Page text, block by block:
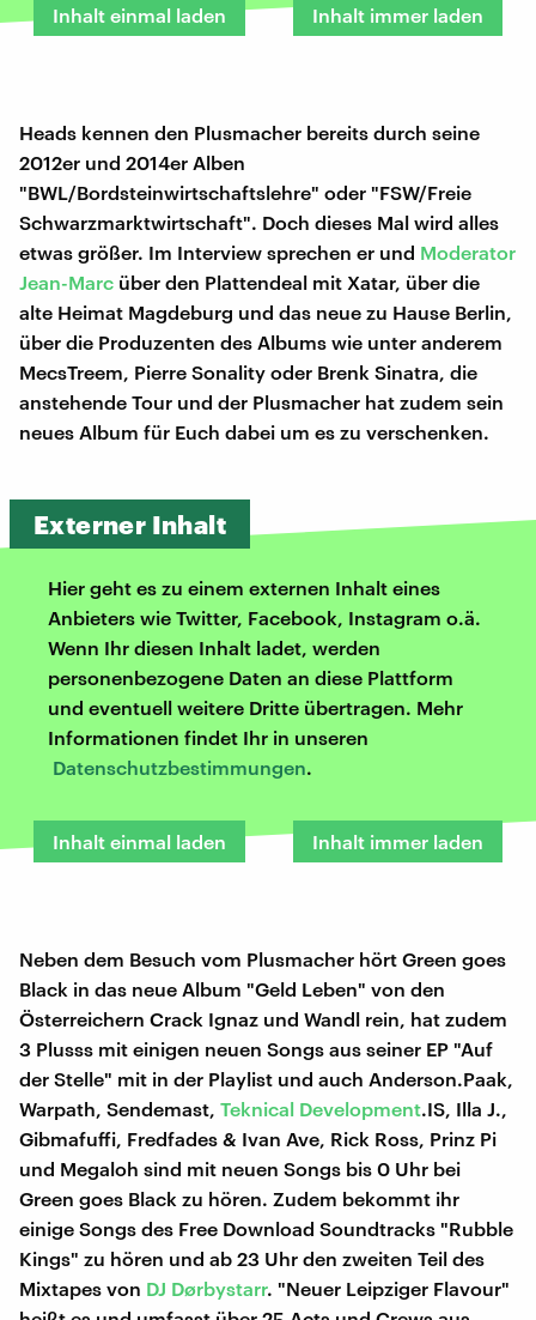
Inhalt einmal laden Inhalt immer laden
Heads kennen den Plusmacher bereits durch seine
2012er und 2014er Alben
"BWL/Bordsteinwirtschaftslehre" oder "FSW/Freie
Schwarzmarktwirtschaft". Doch dieses Mal wird alles
etwas größer. Im Interview sprechen er und Moderator
Jean-Marc über den Plattendeal mit Xatar, über die
alte Heimat Magdeburg und das neue zu Hause Berlin,
über die Produzenten des Albums wie unter anderem
MecsTreem, Pierre Sonality oder Brenk Sinatra, die
anstehende Tour und der Plusmacher hat zudem sein
neues Album für Euch dabei um es zu verschenken.
Externer Inhalt
Hier geht es zu einem externen Inhalt eines
Anbieters wie Twitter, Facebook, Instagram o.ä.
Wenn Ihr diesen Inhalt ladet, werden
personenbezogene Daten an diese Plattform
und eventuell weitere Dritte übertragen. Mehr
Informationen findet Ihr in unseren
Datenschutzbestimmungen.
Inhalt einmal laden Inhalt immer laden
Neben dem Besuch vom Plusmacher hört Green goes
Black in das neue Album "Geld Leben" von den
Österreichern Crack Ignaz und Wandl rein, hat zudem
3 Plusss mit einigen neuen Songs aus seiner EP "Auf
der Stelle" mit in der Playlist und auch Anderson.Paak,
Warpath, Sendemast, Teknical Development.IS, Illa J.,
Gibmafuffi, Fredfades & Ivan Ave, Rick Ross, Prinz Pi
und Megaloh sind mit neuen Songs bis 0 Uhr bei
Green goes Black zu hören. Zudem bekommt ihr
einige Songs des Free Download Soundtracks "Rubble
Kings" zu hören und ab 23 Uhr den zweiten Teil des
Mixtapes von DJ Dørbystarr. "Neuer Leipziger Flavour"